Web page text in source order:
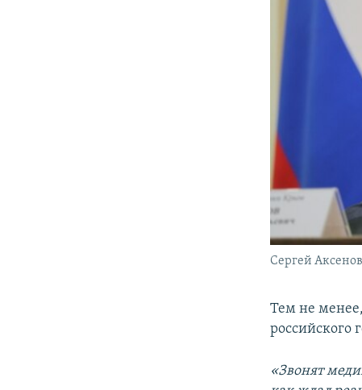
Сергей Аксенов
Тем не
российского
«Звонят